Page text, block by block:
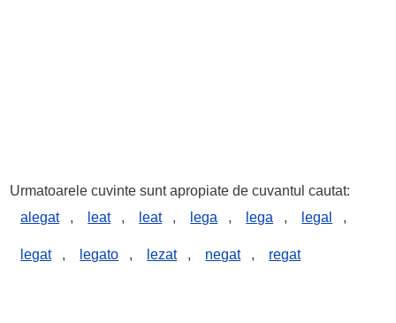
Urmatoarele cuvinte sunt apropiate de cuvantul cautat:
alegat
, leat , leat , lega , lega , legal ,
legat , legato , lezat , negat , regat